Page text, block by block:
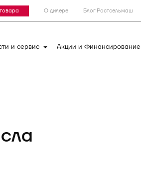
О дилере Блог Ростсельмаш
и сервис Акции и Финансирование